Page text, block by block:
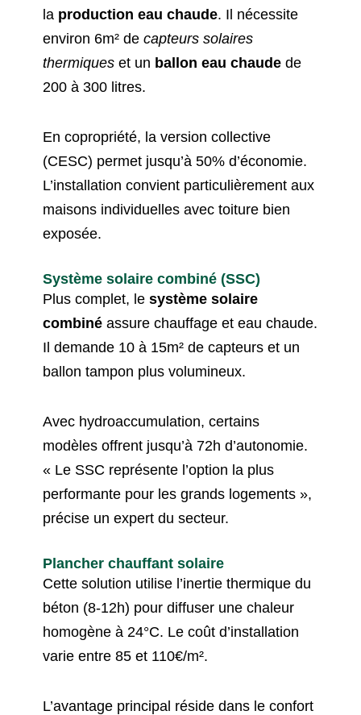
la production eau chaude. Il nécessite
environ 6m² decapteurs solaires
thermiques et un ballon eau chaude de
200 à 300 litres.
En copropriété, la version collective
(CESC) permet jusqu’à 50% d’économie.
L’installation convient particulièrement aux
maisons individuelles avec toiture bien
exposée.
Système solaire combiné (SSC)
Plus complet, lesystème solaire
combiné assure chauffage et eau chaude.
Il demande 10 à 15m² de capteurs et un
ballon tampon plus volumineux.
Avec hydroaccumulation, certains
modèles offrent jusqu’à 72h d’autonomie.
« Le SSC représente l’option la plus
performante pour les grands logements »,
précise un expert du secteur.
Plancher chauffant solaire
Cette solution utilise l’inertie thermique du
béton (8-12h) pour diffuser une chaleur
homogène à 24°C. Le coût d’installation
varie entre 85 et 110€/m².
L’avantage principal réside dans le confort